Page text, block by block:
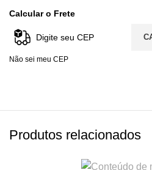
Calcular o Frete
Não sei meu CEP
Produtos relacionados